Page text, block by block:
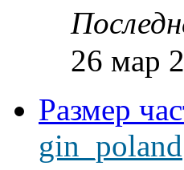
26 мар
Размер
gin_poland